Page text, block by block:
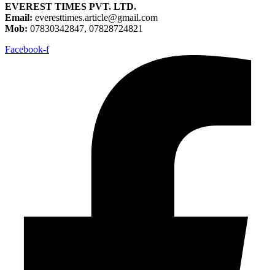
EVEREST TIMES PVT. LTD.
Email: everesttimes.article@gmail.com
Mob: 07830342847, 07828724821
Facebook-f